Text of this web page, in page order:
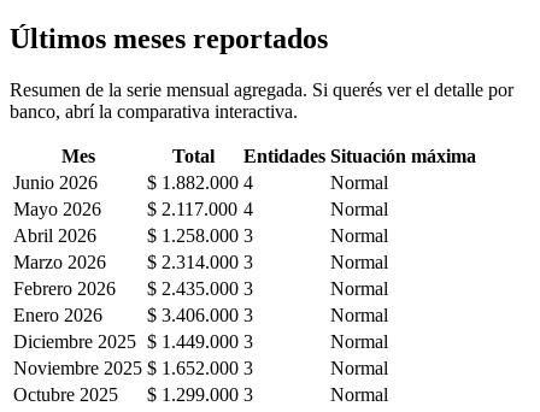
Últimos meses reportados
Resumen de la serie mensual agregada. Si querés ver el detalle por
banco, abrí la comparativa interactiva.
Mes Total Entidades Situación máxima
Junio 2026
$ 1.882.000 4
Normal
Mayo 2026
$ 2.117.000 4
Normal
Abril 2026
$ 1.258.000 3
Normal
Marzo 2026
$ 2.314.000 3
Normal
Febrero 2026
$ 2.435.000 3
Normal
Enero 2026
$ 3.406.000 3
Normal
Diciembre 2025 $ 1.449.000 3
Normal
Noviembre 2025 $ 1.652.000 3
Normal
Octubre 2025
$ 1.299.000 3
Normal